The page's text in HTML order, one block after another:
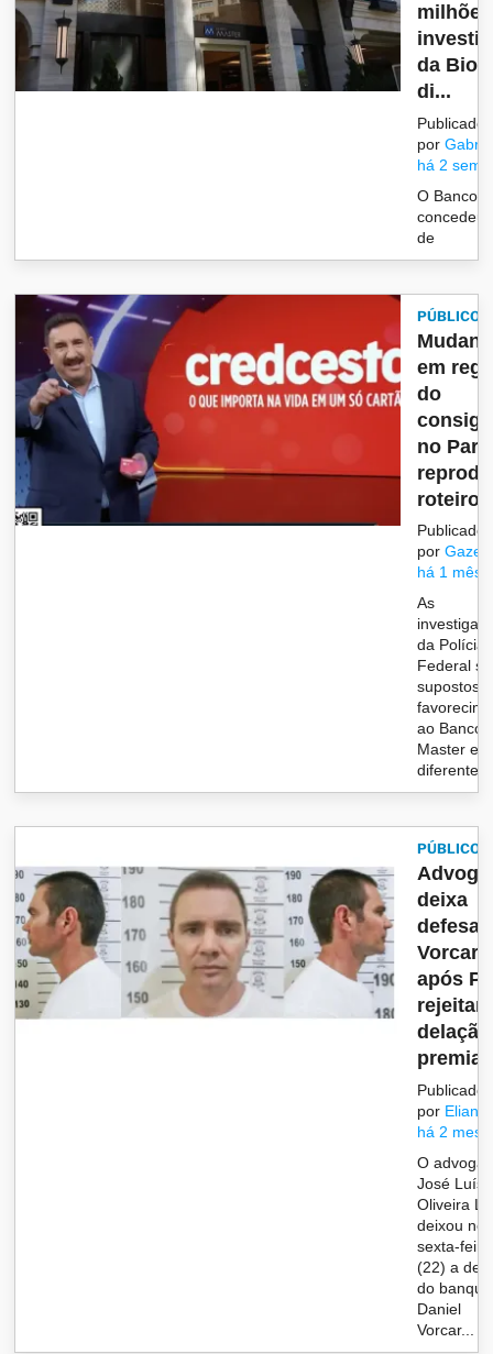
da
di...
Publicado
por
há 2
O Banco
concedeu
de
PÚBLICO
em
do
no
roteiro
Publicado
por
há 1 mês
As
da Polícia
Federal
supostos
ao Banco
Master em
PÚBLICO
deixa
defesa
Vorcaro
após
rejeitar
delação
Publicado
por Eliane
há 2
O
José Luís
Oliveira
deixou
sexta-feira
(22) a
do
Daniel
Vorcar...